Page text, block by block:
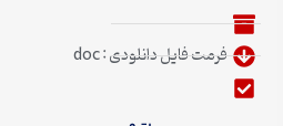
فرمت فایل دانلودی : doc